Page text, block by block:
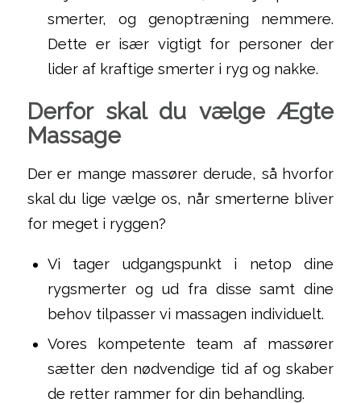
smerter, og genoptræning nemmere.
Dette er især vigtigt for personer der
lider af kraftige smerter i ryg og nakke.
Derfor skal du vælge Ægte
Massage
Der er mange massører derude, så hvorfor
skal du lige vælge os, når smerterne bliver
for meget i ryggen?
Vi tager udgangspunkt i netop dine
rygsmerter og ud fra disse samt dine
behov tilpasser vi massagen individuelt.
Vores kompetente team af massører
sætter den nødvendige tid af og skaber
de retter rammer for din behandling.